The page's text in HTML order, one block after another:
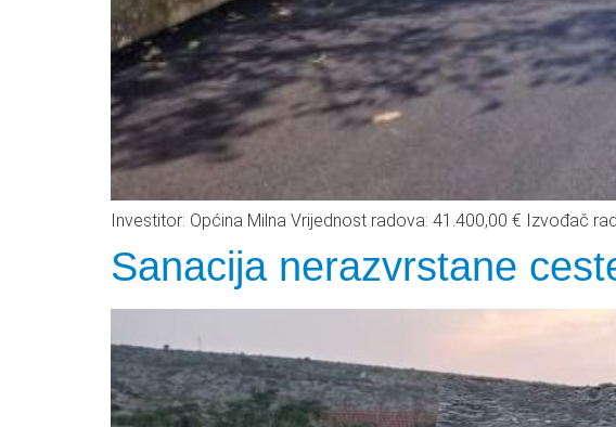
Investitor: Općina Milna Vrijednost radova: 41.400,00 € Izvođač
Sanacija nerazvrstane